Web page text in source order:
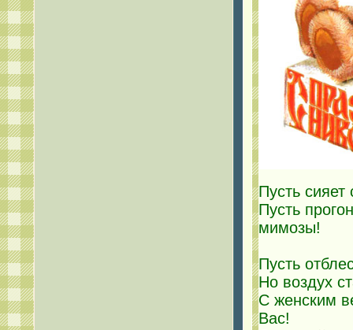
Пусть
Пусть
мимозы!
Пусть
Но воздух
С женским
Вас!